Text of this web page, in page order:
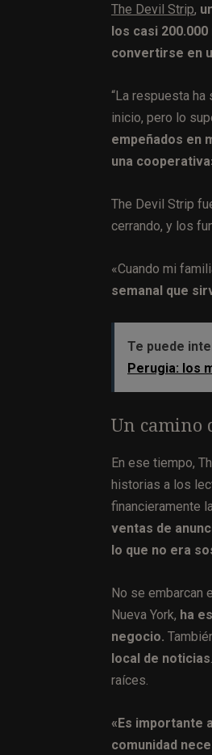
The Devil Strip,
los casi
convertirse en
“La respuesta
inicio, pero lo
empeñados en
una
The Devil Strip
cerrando, y los
«Cuando mi
semanal que
Te puede
Perugia: los
Un camino
En ese tiempo,
historias a los
financieramente
ventas de
lo que no era
No se embarcan
Nueva York, ha
negocio.
local de noticias
raíces.
«Es importante
comunidad